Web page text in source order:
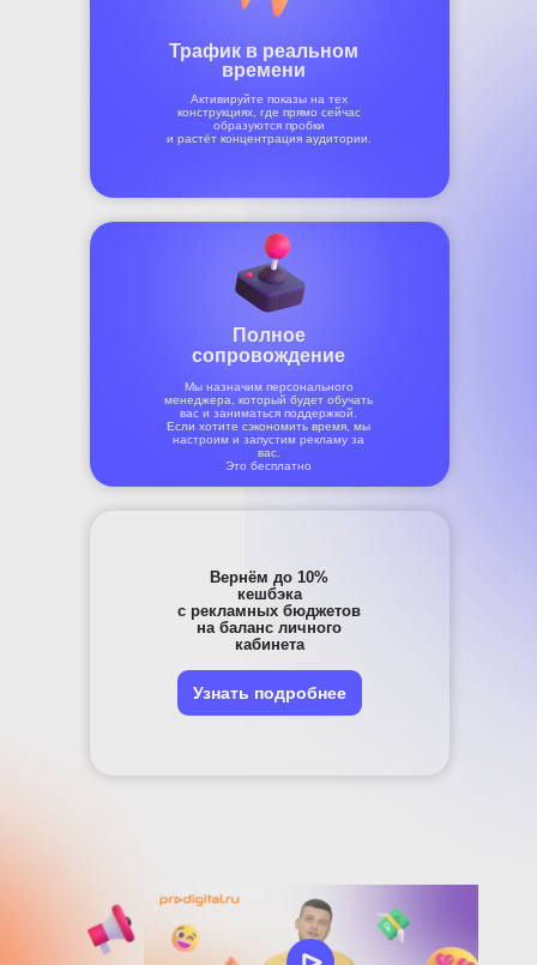
Трафик в реальном
времени
Активируйте показы на тех
конструкциях, где прямо сейчас
образуются пробки
и растёт концентрация аудитории.
Полное
сопровождение
Мы назначим персонального
менеджера, который будет обучать
вас и заниматься поддержкой.
Если хотите сэкономить время, мы
настроим и запустим рекламу за
вас.
Это бесплатно
Узнать подробнее
Вернём до 10%
кешбэка
с рекламных бюджетов
на баланс личного
кабинета